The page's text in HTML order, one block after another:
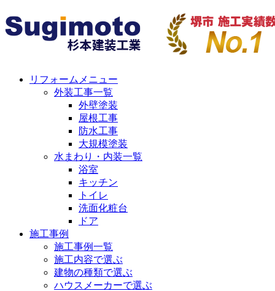
リフォームメニュー
外装工事一覧
外壁塗装
屋根工事
防水工事
大規模塗装
水まわり・内装一覧
浴室
キッチン
トイレ
洗面化粧台
ドア
施工事例
施工事例一覧
施工内容で選ぶ
建物の種類で選ぶ
ハウスメーカーで選ぶ